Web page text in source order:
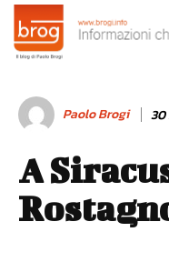
Paolo Brogi 30
A